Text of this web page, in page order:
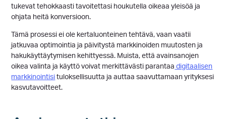
tukevat tehokkaasti tavoitettasi houkutella oikeaa yleisöä ja
ohjata heitä konversioon.
Tämä prosessi ei ole kertaluonteinen tehtävä, vaan vaatii
jatkuvaa optimointia ja päivitystä markkinoiden muutosten ja
hakukäyttäytymisen kehittyessä. Muista, että avainsanojen
oikea valinta ja käyttö voivat merkittävästi parantaa digitaalisen
markkinointisi tuloksellisuutta ja auttaa saavuttamaan yrityksesi
kasvutavoitteet.